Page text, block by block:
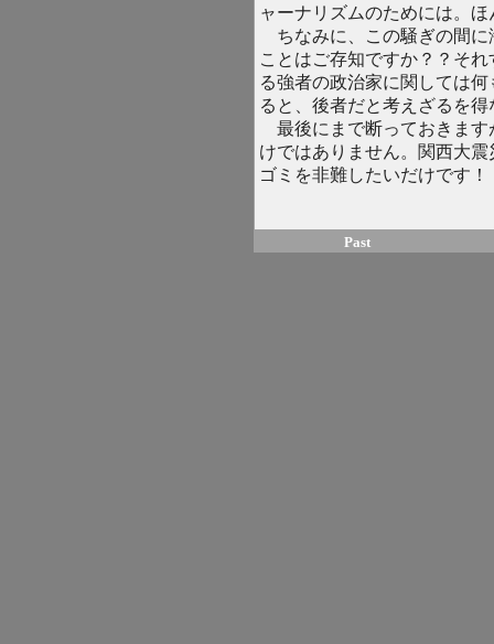
ャーナリズムのためには。
ちなみに、この騒ぎの間に
ことはご存知ですか？？そ
る強者の政治家に関しては
ると、後者だと考えざるを
最後にまで断っておきます
けではありません。関西大
ゴミを非難したいだけです！
Past